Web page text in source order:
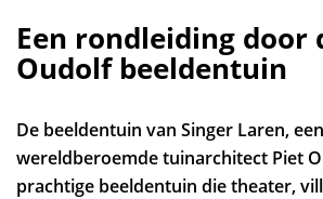
Een rondleiding door
Oudolf beeldentuin
De beeldentuin van Singer Laren,
wereldberoemde tuinarchitect Piet
prachtige beeldentuin die theater,